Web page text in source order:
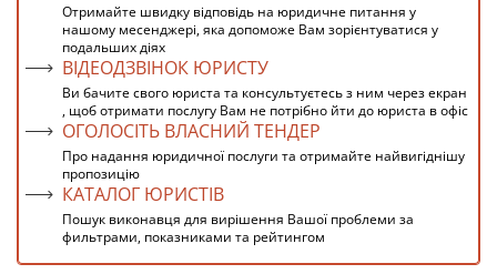
Отримайте швидку відповідь на юридичне питання у
нашому месенджері, яка допоможе Вам зорієнтуватися у
подальших діях
ВІДЕОДЗВІНОК ЮРИСТУ
Ви бачите свого юриста та консультуєтесь з ним через екран
, щоб отримати послугу Вам не потрібно йти до юриста в офіс
ОГОЛОСІТЬ ВЛАСНИЙ ТЕНДЕР
Про надання юридичної послуги та отримайте найвигіднішу
пропозицію
КАТАЛОГ ЮРИСТІВ
Пошук виконавця для вирішення Вашої проблеми за
фильтрами, показниками та рейтингом